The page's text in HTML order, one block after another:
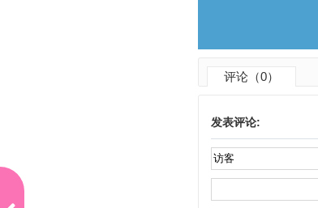
评论（0）
发表评论: